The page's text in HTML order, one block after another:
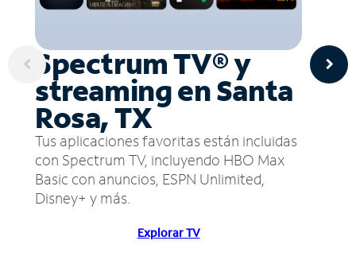
Spectrum TV® y
streaming en Santa
Rosa, TX
Tus aplicaciones favoritas están incluidas
con Spectrum TV, incluyendo HBO Max
Basic con anuncios, ESPN Unlimited,
Disney+ y más.
Explorar TV